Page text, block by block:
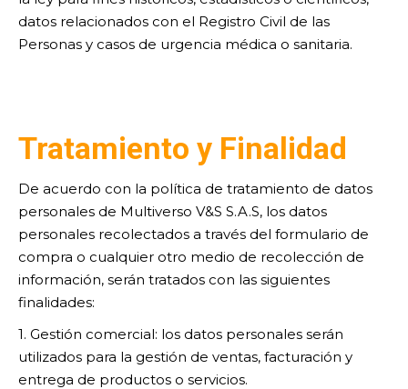
datos relacionados con el Registro Civil de las
Personas y casos de urgencia médica o sanitaria.
Tratamiento y Finalidad
De acuerdo con la política de tratamiento de datos
personales de Multiverso V&S S.A.S, los datos
personales recolectados a través del formulario de
compra o cualquier otro medio de recolección de
información, serán tratados con las siguientes
finalidades:
1. Gestión comercial: los datos personales serán
utilizados para la gestión de ventas, facturación y
entrega de productos o servicios.